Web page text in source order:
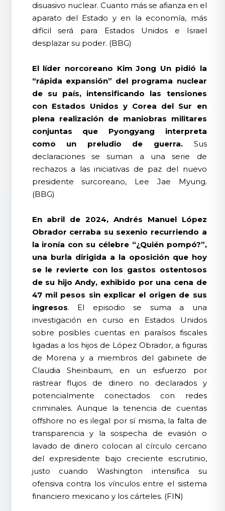
disuasivo nuclear. Cuanto más se afianza en el
aparato del Estado y en la economía, más
difícil será para Estados Unidos e Israel
desplazar su poder. (BBG)
El líder norcoreano Kim Jong Un pidió la
“rápida expansión” del programa nuclear
de su país, intensificando las tensiones
con Estados Unidos y Corea del Sur en
plena realización de maniobras militares
conjuntas que Pyongyang interpreta
como un preludio de guerra.Sus
declaraciones se suman a una serie de
rechazos a las iniciativas de paz del nuevo
presidente surcoreano, Lee Jae Myung.
(BBG)
En abril de 2024, Andrés Manuel López
Obrador cerraba su sexenio recurriendo a
la ironía con su célebre “¿Quién pompó?”,
una burla dirigida a la oposición que hoy
se le revierte con los gastos ostentosos
de su hijo Andy, exhibido por una cena de
47 mil pesos sin explicar el origen de sus
ingresos. El episodio se suma a una
investigación en curso en Estados Unidos
sobre posibles cuentas en paraísos fiscales
ligadas a los hijos de López Obrador, a figuras
de Morena y a miembros del gabinete de
Claudia Sheinbaum, en un esfuerzo por
rastrear flujos de dinero no declarados y
potencialmente conectados con redes
criminales. Aunque la tenencia de cuentas
offshore no es ilegal por sí misma, la falta de
transparencia y la sospecha de evasión o
lavado de dinero colocan al círculo cercano
del expresidente bajo creciente escrutinio,
justo cuando Washington intensifica su
ofensiva contra los vínculos entre el sistema
financiero mexicano y los cárteles. (FIN)